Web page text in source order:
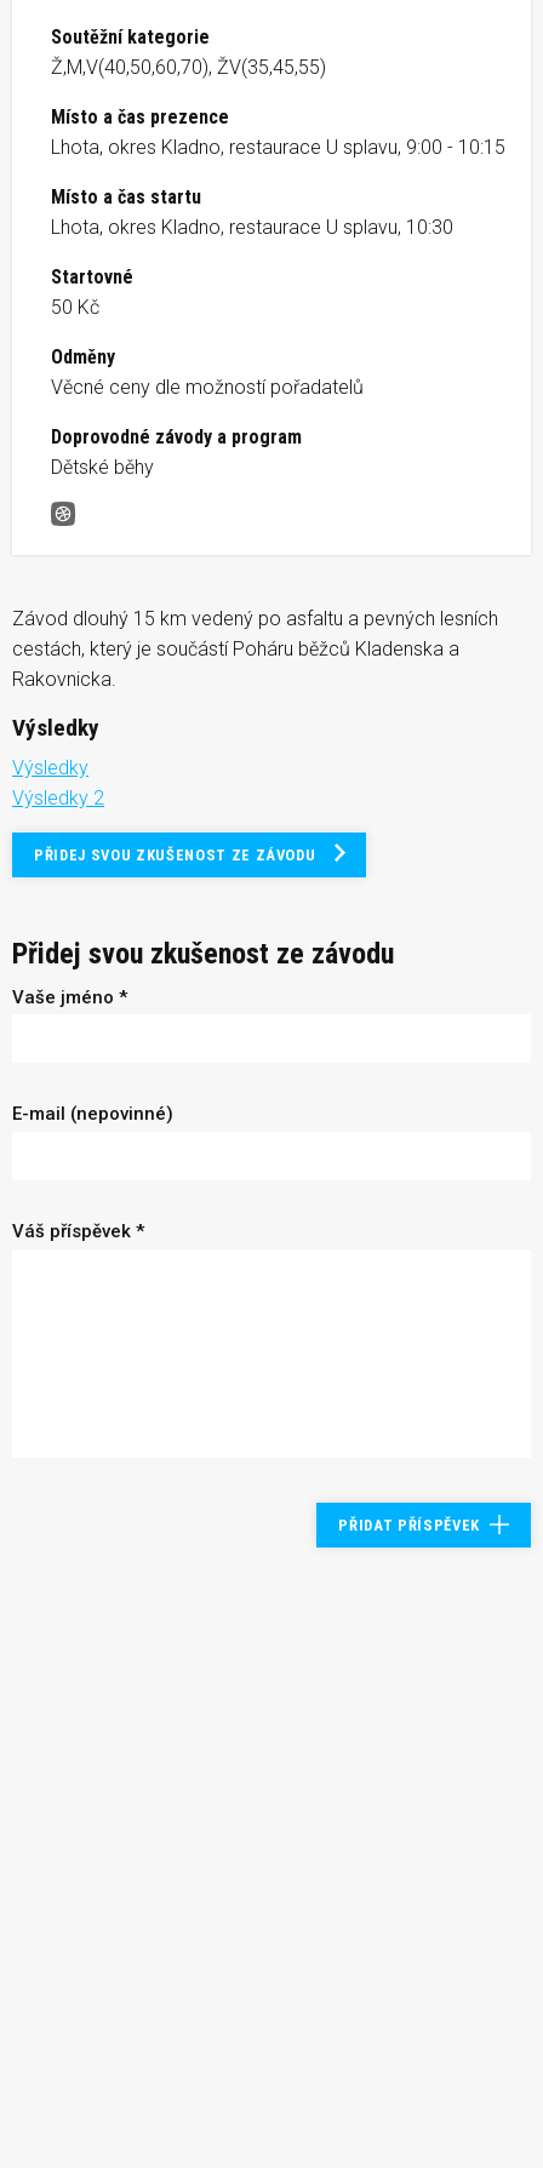
Soutěžní kategorie
Ž,M,V(40,50,60,70), ŽV(35,45,55)
Místo a čas prezence
Lhota, okres Kladno, restaurace U splavu, 9:00 - 10:15
Místo a čas startu
Lhota, okres Kladno, restaurace U splavu, 10:30
Startovné
50 Kč
Odměny
Věcné ceny dle možností pořadatelů
Doprovodné závody a program
Dětské běhy
Lhotecká Kaštanka
Závod dlouhý 15 km vedený po asfaltu a pevných lesních
cestách, který je součástí Poháru běžců Kladenska a
Rakovnicka.
Výsledky
Výsledky
Výsledky 2
PŘIDEJ SVOU ZKUŠENOST ZE ZÁVODU
Přidej svou zkušenost ze závodu
Vaše jméno *
E-mail (nepovinné)
Váš příspěvek *
PŘIDAT PŘÍSPĚVEK